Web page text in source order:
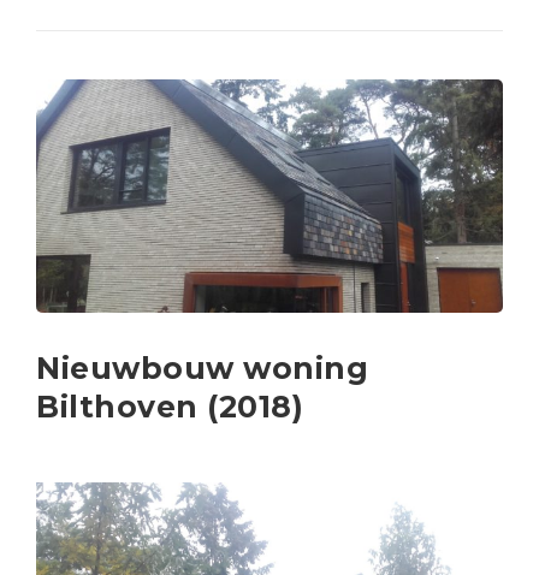
Nieuwbouw woning
Bilthoven (2018)